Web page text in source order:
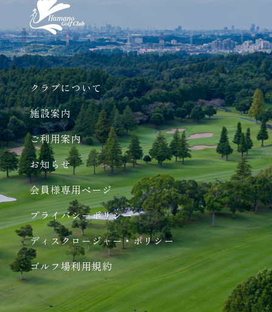
クラブについて
施設案内
ご利用案内
お知らせ
会員様専用ページ
プライバシーポリシー
ディスクロージャー・ポリシー
ゴルフ場利用規約